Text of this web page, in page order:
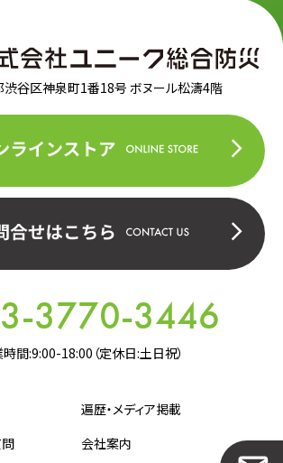
谷区神泉町1番18号 ボヌール松濤4階
3770-3446
間:9:00-18:00（定休日:土日祝）
遍歴・メディア掲載
会社案内